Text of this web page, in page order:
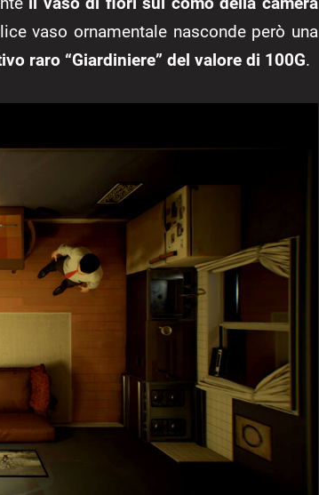
vaso ornamentale nasconde però una
raro “Giardiniere” del valore di 100G.